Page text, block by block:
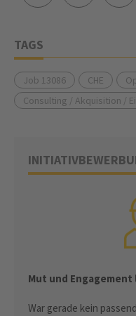
TAGS
Job 13086 CHE
Consulting / Akquisition /
Mut und Engagement
War gerade kein